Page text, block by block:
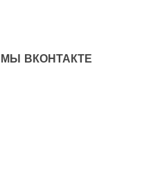
МЫ ВКОНТАКТЕ